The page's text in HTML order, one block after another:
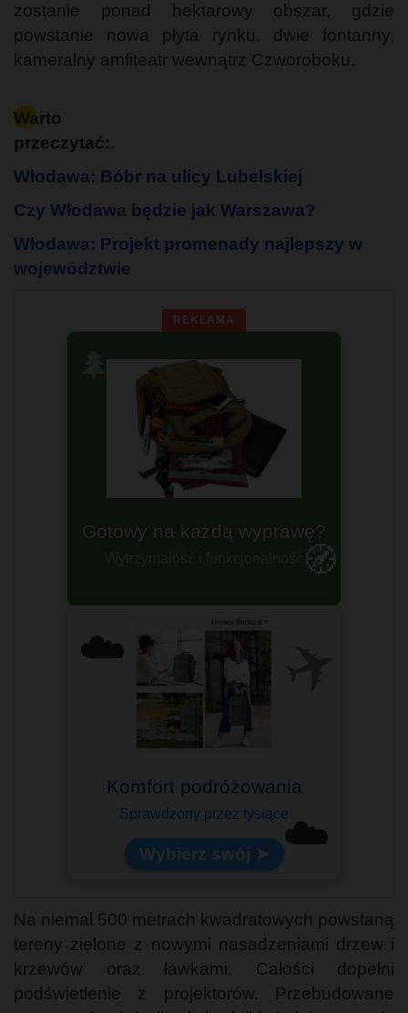
zostanie ponad hektarowy obszar, gdzie
powstanie nowa płyta rynku, dwie fontanny,
kameralny amfiteatr wewnątrz Czworoboku.
Warto
przeczytać:.
Włodawa: Bóbr na ulicy Lubelskiej
Czy Włodawa będzie jak Warszawa?
Włodawa: Projekt promenady najlepszy w
województwie
REKLAMA
🌲
🧭
Plecaki militarne
☁️
☁️
Idealny na pokład samolotu!
Na niemal 500 metrach kwadratowych powstaną
tereny zielone z nowymi nasadzeniami drzew i
krzewów oraz ławkami. Całości dopełni
podświetlenie z projektorów. Przebudowane